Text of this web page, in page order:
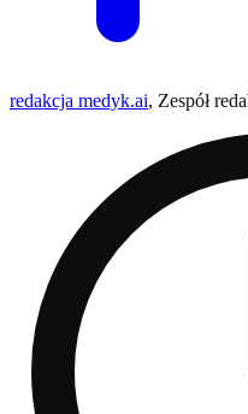
redakcja medyk.ai, Zespół